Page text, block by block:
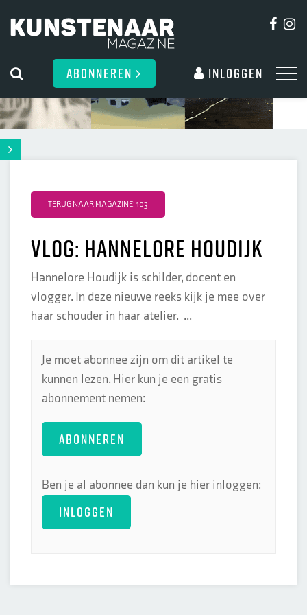
ABONNEREN Inloggen
TERUG NAAR MAGAZINE: 103
VLOG: Hannelore Houdijk
Hannelore Houdijk is schilder, docent en
vlogger. In deze nieuwe reeks kijk je mee over
haar schouder in haar atelier. ...
Je moet abonnee zijn om dit artikel te
kunnen lezen. Hier kun je een gratis
abonnement nemen:
ABONNEREN
Ben je al abonnee dan kun je hier inloggen:
INLOGGEN